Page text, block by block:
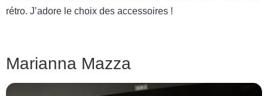
rétro. J’adore le choix des accessoires !
Marianna Mazza